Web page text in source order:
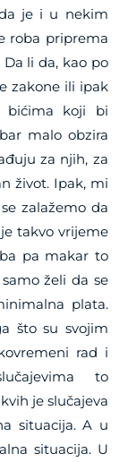
je i u nekim
roba priprema
Da li da, kao po
zakone ili ipak
bićima koji bi
malo obzira
za njih, za
život. Ipak, mi
zalažemo da
takvo vrijeme
pa makar to
želi da se
plata.
što su svojim
rad i
to
je slučajeva
situacija. A u
situacija. U